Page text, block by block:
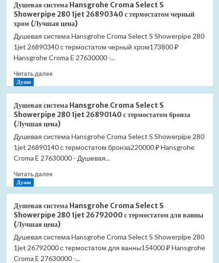
система
Hansgrohe
Croma
Select
S
Showerpipe
1jet
с
термостатом
черный
матовый
цена)
Душевая система Hansgrohe Croma Select S
Showerpipe 280 1jet 26890340 с термостатом черный
хром (Лучшая цена)
Душевая система Hansgrohe Croma Select S Showerpipe 280
1jet 26890340 с термостатом черный хром173800 ₽
Hansgrohe Croma E 27630000 -...
Читать далееПрочитать
система
Hansgrohe
Croma
Select
S
Showerpipe
1jet
с
термостатом
черный
хром
цена)
Души
Душевая система Hansgrohe Croma Select S
Showerpipe 280 1jet 26890140 с термостатом бронза
(Лучшая цена)
Душевая система Hansgrohe Croma Select S Showerpipe 280
1jet 26890140 с термостатом бронза220000 ₽ Hansgrohe
Croma E 27630000 - Душевая...
Читать далееПрочитать
система
Hansgrohe
Croma
Select
S
Showerpipe
Души
Душевая система Hansgrohe Croma Select S
Showerpipe 280 1jet 26792000 с термостатом для ванны
(Лучшая цена)
Душевая система Hansgrohe Croma Select S Showerpipe 280
1jet 26792000 с термостатом для ванны154000 ₽ Hansgrohe
Croma E 27630000 -...